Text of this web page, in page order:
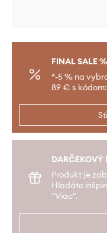
FINAL SALE %
*-5 % na
89 € s kódom:
DARČEKOVÝ
Produkt je
Hľadáte
"Viac".